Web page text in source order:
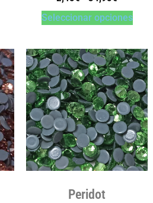
Seleccionar opciones
Peridot